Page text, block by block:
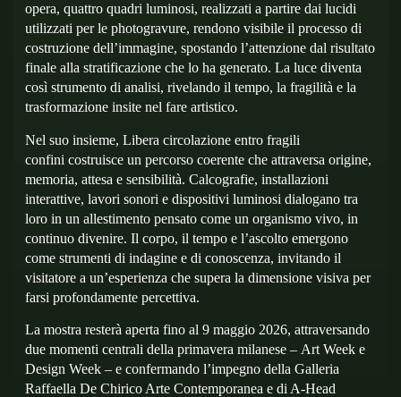
opera, quattro quadri luminosi, realizzati a partire dai lucidi
utilizzati per le photogravure, rendono visibile il processo di
costruzione dell’immagine, spostando l’attenzione dal risultato
finale alla stratificazione che lo ha generato. La luce diventa
così strumento di analisi, rivelando il tempo, la fragilità e la
trasformazione insite nel fare artistico.
Nel suo insieme, Libera circolazione entro fragili
confini costruisce un percorso coerente che attraversa origine,
memoria, attesa e sensibilità. Calcografie, installazioni
interattive, lavori sonori e dispositivi luminosi dialogano tra
loro in un allestimento pensato come un organismo vivo, in
continuo divenire. Il corpo, il tempo e l’ascolto emergono
come strumenti di indagine e di conoscenza, invitando il
visitatore a un’esperienza che supera la dimensione visiva per
farsi profondamente percettiva.
La mostra resterà aperta fino al 9 maggio 2026, attraversando
due momenti centrali della primavera milanese – Art Week e
Design Week – e confermando l’impegno della Galleria
Raffaella De Chirico Arte Contemporanea e di A-Head